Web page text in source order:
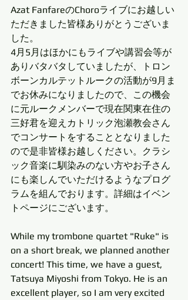
Azat FanfareのChoroライブにお越しい
ただきました皆様ありがとうございま
した。
4月5月はほかにもライブや講習会等が
ありバタバタしていましたが、トロン
ボーンカルテットルークの活動が9月ま
でお休みになりましたので、この機会
に元ルークメンバーで現在関東在住の
三好君を迎えカトリック泡瀬教会さん
でコンサートをすることとなりました
ので是非皆様お越しください。クラシ
ック音楽に馴染みのない方やお子さん
にも楽しんでいただけるようなプログ
ラムを組んでおります。詳細はイベン
トページにございます。
While my trombone quartet "Ruke" is
on a short break, we planned another
concert! This time, we have a guest,
Tatsuya Miyoshi from Tokyo. He is an
excellent player, so I am very excited